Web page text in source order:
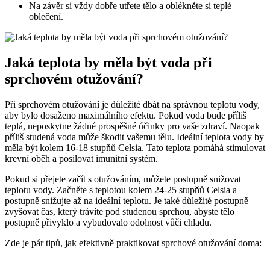
Na závěr si vždy dobře utřete tělo a oblékněte si teplé
oblečení.
Jaká teplota by měla být voda při
sprchovém otužování?
Při sprchovém otužování je důležité dbát na správnou teplotu vody,
aby bylo dosaženo maximálního efektu. Pokud voda bude příliš
teplá, neposkytne žádné prospěšné účinky pro vaše zdraví. Naopak
příliš studená voda může škodit vašemu tělu. Ideální teplota vody by
měla být kolem 16-18 stupňů Celsia. Tato teplota pomáhá stimulovat
krevní oběh a posilovat imunitní systém.
Pokud si přejete začít s otužováním, můžete postupně snižovat
teplotu vody. Začněte s teplotou kolem 24-25 stupňů Celsia a
postupně snižujte až na ideální teplotu. Je také důležité postupně
zvyšovat čas, který trávíte pod studenou sprchou, abyste tělo
postupně přivyklo a vybudovalo odolnost vůči chladu.
Zde je pár tipů, jak efektivně praktikovat sprchové otužování doma: